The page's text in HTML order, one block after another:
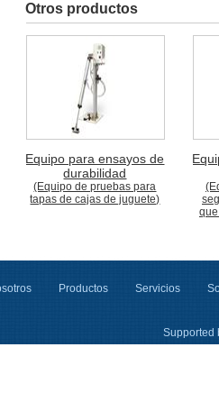
Otros productos
Equipo para ensayos de
durabilidad
(Equipo de pruebas para
tapas de cajas de juguete)
Productos Servicios
Supported